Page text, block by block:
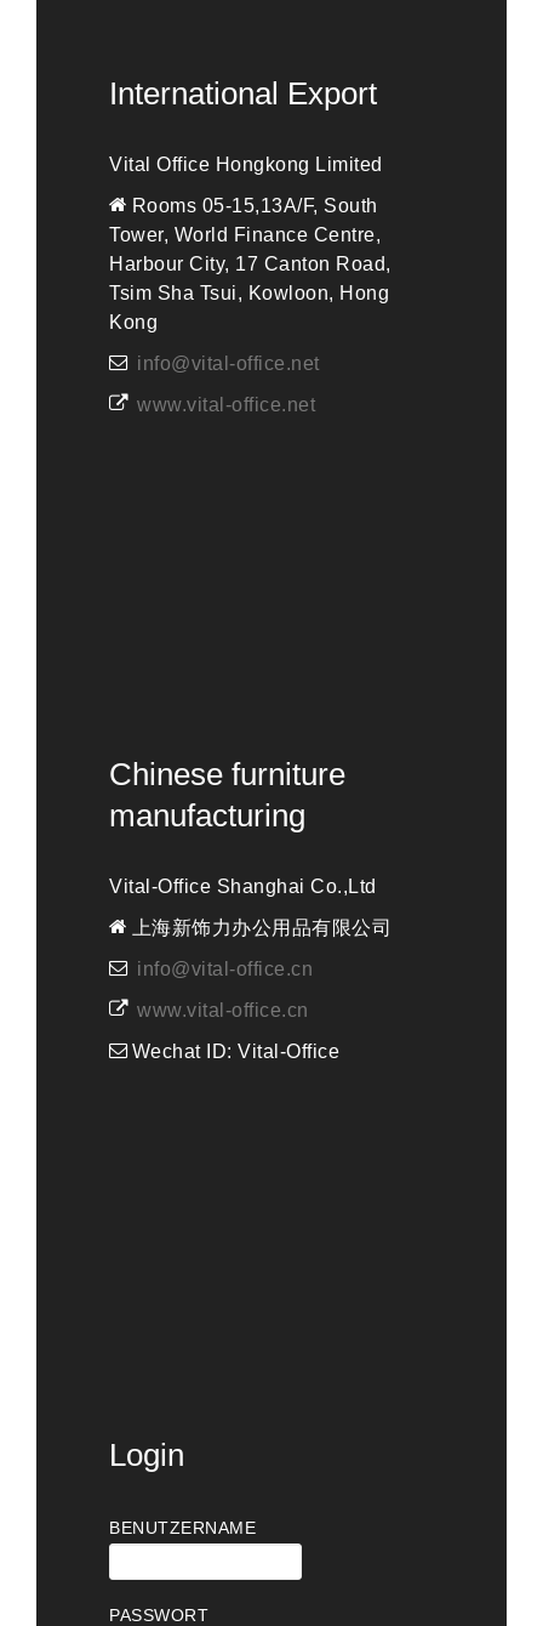
International Export
Vital Office Hongkong Limited
Rooms 05-15,13A/F, South
Tower, World Finance Centre,
Harbour City, 17 Canton Road,
Tsim Sha Tsui, Kowloon, Hong
Kong
info@vital-office.net
www.vital-office.net
Chinese furniture
manufacturing
Vital-Office Shanghai Co.,Ltd
上海新饰力办公用品有限公司
info@vital-office.cn
www.vital-office.cn
Wechat ID: Vital-Office
Login
BENUTZERNAME
PASSWORT